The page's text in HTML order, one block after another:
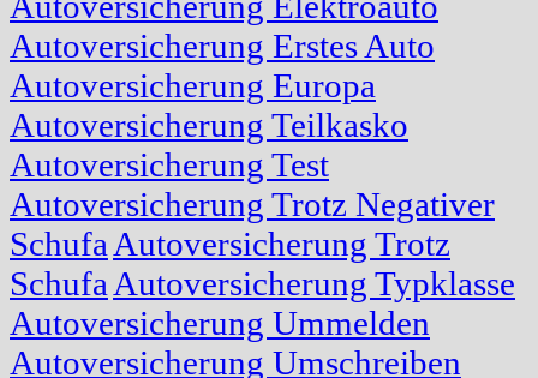
Autoversicherung Erstes Auto
Autoversicherung Europa
Autoversicherung Teilkasko
Autoversicherung Test
Autoversicherung Trotz Negativer
Schufa Autoversicherung Trotz
Schufa Autoversicherung Typklasse
Autoversicherung Ummelden
Autoversicherung Umschreiben